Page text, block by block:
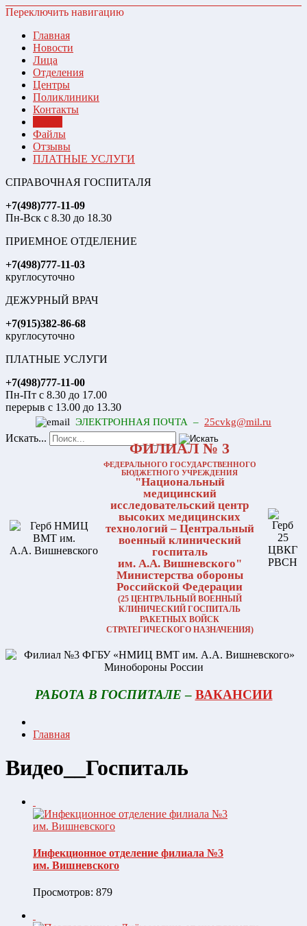
Переключить навигацию
Главная
Новости
Лица
Отделения
Центры
Поликлиники
Контакты
Файлы
Отзывы
ПЛАТНЫЕ УСЛУГИ
СПРАВОЧНАЯ ГОСПИТАЛЯ
+7(498)777-11-09
Пн-Вск с 8.30 до 18.30
ПРИЕМНОЕ ОТДЕЛЕНИЕ
+7(498)777-11-03
круглосуточно
ДЕЖУРНЫЙ ВРАЧ
+7(915)382-86-68
круглосуточно
ПЛАТНЫЕ УСЛУГИ
+7(498)777-11-00
Пн-Пт с 8.30 до 17.00
перерыв с 13.00 до 13.30
ЭЛЕКТРОННАЯ ПОЧТА – 25cvkg@mil.ru
Искать...
ФИЛИАЛ № 3
ФЕДЕРАЛЬНОГО ГОСУДАРСТВЕННОГО
БЮДЖЕТНОГО УЧРЕЖДЕНИЯ
"Национальный
медицинский
исследовательский центр
высоких медицинских
технологий – Центральный
военный клинический
госпиталь
им. А.А. Вишневского"
Министерства обороны
Российской Федерации
(25 ЦЕНТРАЛЬНЫЙ ВОЕННЫЙ
КЛИНИЧЕСКИЙ ГОСПИТАЛЬ
РАКЕТНЫХ ВОЙСК
СТРАТЕГИЧЕСКОГО НАЗНАЧЕНИЯ)
РАБОТА В ГОСПИТАЛЕ – ВАКАНСИИ
Главная
Видео__Госпиталь
Инфекционное отделение филиала №3
им. Вишневского
Просмотров: 879